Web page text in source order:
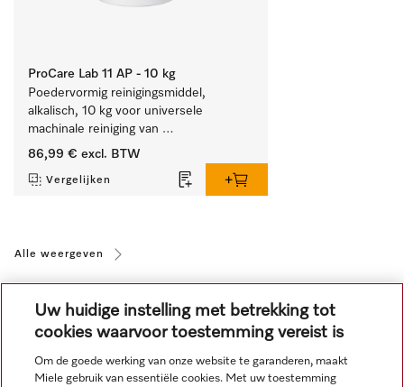
ProCare Lab 11 AP - 10 kg
Poedervormig reinigingsmiddel,
alkalisch, 10 kg voor universele
machinale reiniging van
laboratoriumglaswerk en -gerei.
86,99 € excl. BTW
Vergelijken
Alle weergeven
Uw huidige instelling met betrekking tot
cookies waarvoor toestemming vereist is
Om de goede werking van onze website te garanderen, maakt
Miele gebruik van essentiële cookies. Met uw toestemming